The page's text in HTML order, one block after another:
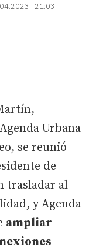
| 21:03
Urbana
se reunió
de
trasladar al
y Agenda
ampliar